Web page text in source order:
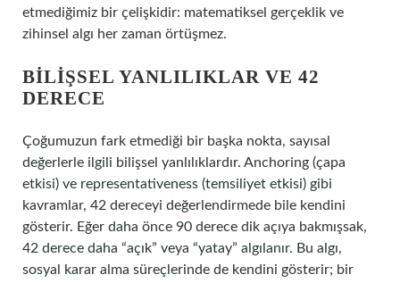
etmediğimiz bir çelişkidir: matematiksel gerçeklik ve
zihinsel algı her zaman örtüşmez.
BILIŞSEL YANLILIKLAR VE 42
DERECE
Çoğumuzun fark etmediği bir başka nokta, sayısal
değerlerle ilgili bilişsel yanlılıklardır. Anchoring (çapa
etkisi) ve representativeness (temsiliyet etkisi) gibi
kavramlar, 42 dereceyi değerlendirmede bile kendini
gösterir. Eğer daha önce 90 derece dik açıya bakmışsak,
42 derece daha “açık” veya “yatay” algılanır. Bu algı,
sosyal karar alma süreçlerinde de kendini gösterir; bir